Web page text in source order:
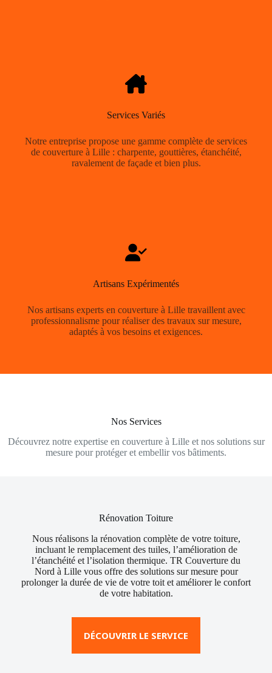
Services Variés
Notre entreprise propose une gamme complète de services
de couverture à Lille : charpente, gouttières, étanchéité,
ravalement de façade et bien plus.
Artisans Expérimentés
Nos artisans experts en couverture à Lille travaillent avec
professionnalisme pour réaliser des travaux sur mesure,
adaptés à vos besoins et exigences.
Nos Services
Découvrez notre expertise en couverture à Lille et nos solutions sur
mesure pour protéger et embellir vos bâtiments.
Rénovation Toiture
Nous réalisons la rénovation complète de votre toiture,
incluant le remplacement des tuiles, l’amélioration de
l’étanchéité et l’isolation thermique. TR Couverture du
Nord à Lille vous offre des solutions sur mesure pour
prolonger la durée de vie de votre toit et améliorer le confort
de votre habitation.
DÉCOUVRIR LE SERVICE